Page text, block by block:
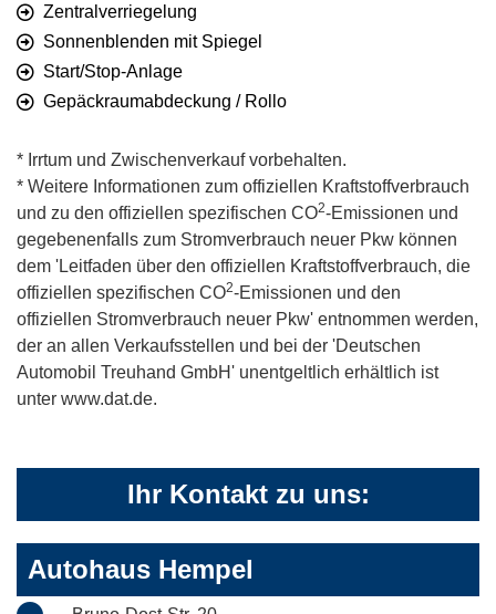
Zentralverriegelung
Sonnenblenden mit Spiegel
Start/Stop-Anlage
Gepäckraumabdeckung / Rollo
* Irrtum und Zwischenverkauf vorbehalten.
* Weitere Informationen zum offiziellen Kraftstoffverbrauch
und zu den offiziellen spezifischen CO2-Emissionen und
gegebenenfalls zum Stromverbrauch neuer Pkw können
dem 'Leitfaden über den offiziellen Kraftstoffverbrauch, die
offiziellen spezifischen CO2-Emissionen und den
offiziellen Stromverbrauch neuer Pkw' entnommen werden,
der an allen Verkaufsstellen und bei der 'Deutschen
Automobil Treuhand GmbH' unentgeltlich erhältlich ist
unter www.dat.de.
Ihr Kontakt zu uns:
Autohaus Hempel